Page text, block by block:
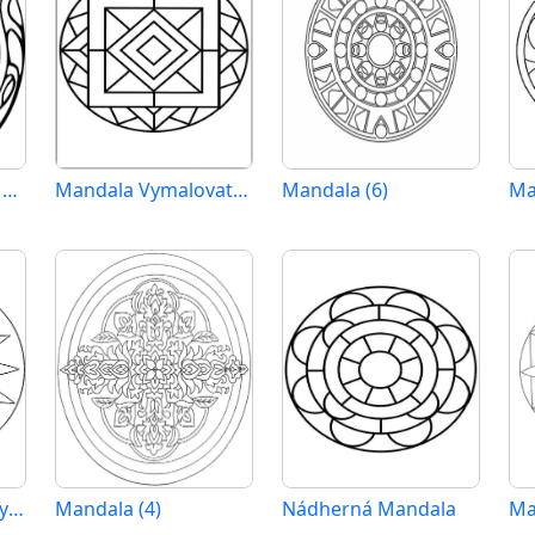
Zdarma Mandala k Tisku pro Dospělé Mandala Vymalovatelné pro Dospělé Mandala (6)
Mandala Zdarma Vymalovatelné Obrázek Mandala (4) Nádherná Mandala